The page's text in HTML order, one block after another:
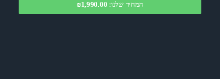
המחיר שלנו: ₪1,990.00